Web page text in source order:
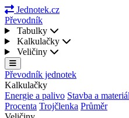
Jednotek.cz
Převodník
Tabulky
Kalkulačky
Veličiny
Převodník jednotek
Kalkulačky
Energie a palivo Stavba a materiál
Procenta Trojčlenka Průměr